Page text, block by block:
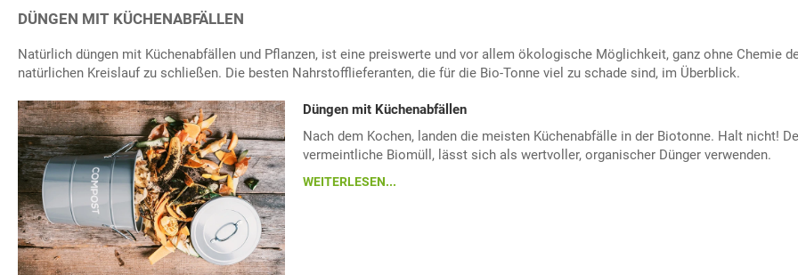
DÜNGEN MIT KÜCHENABFÄLLEN
Natürlich düngen mit Küchenabfällen und Pflanzen, ist eine preiswerte und vor allem ökologische Möglichkeit, ganz ohne Chemie
natürlichen Kreislauf zu schließen. Die besten Nahrstofflieferanten, die für die Bio-Tonne viel zu schade sind, im Überblick.
Düngen mit Küchenabfällen
Nach dem Kochen, landen die meisten Küchenabfälle in der Biotonne. Halt nicht!
vermeintliche Biomüll, lässt sich als wertvoller, organischer Dünger verwenden.
WEITERLESEN...